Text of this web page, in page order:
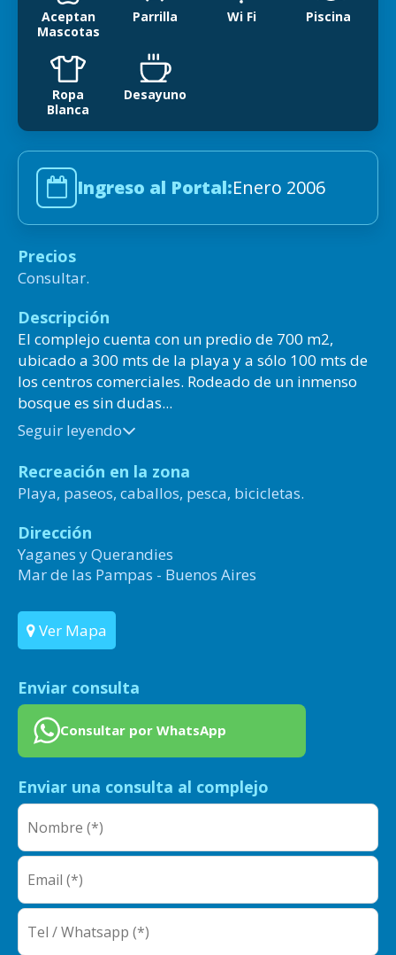
Aceptan
Mascotas
Parrilla Wi Fi Piscina
Ropa
Blanca
Desayuno
Ingreso al Portal:Enero 2006
Precios
Consultar.
Descripción
El complejo cuenta con un predio de 700 m2,
ubicado a 300 mts de la playa y a sólo 100 mts de
los centros comerciales. Rodeado de un inmenso
bosque es sin dudas...
Seguir leyendo
Recreación en la zona
Playa, paseos, caballos, pesca, bicicletas.
Dirección
Yaganes y Querandies
Mar de las Pampas - Buenos Aires
Ver Mapa
Enviar consulta
Consultar por WhatsApp
Enviar una consulta al complejo